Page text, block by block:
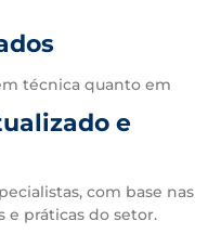
técnica quanto em
e
com base nas
e práticas do setor.